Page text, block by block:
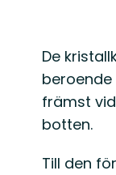
Beskrivning
De
främst
botten.
Till den